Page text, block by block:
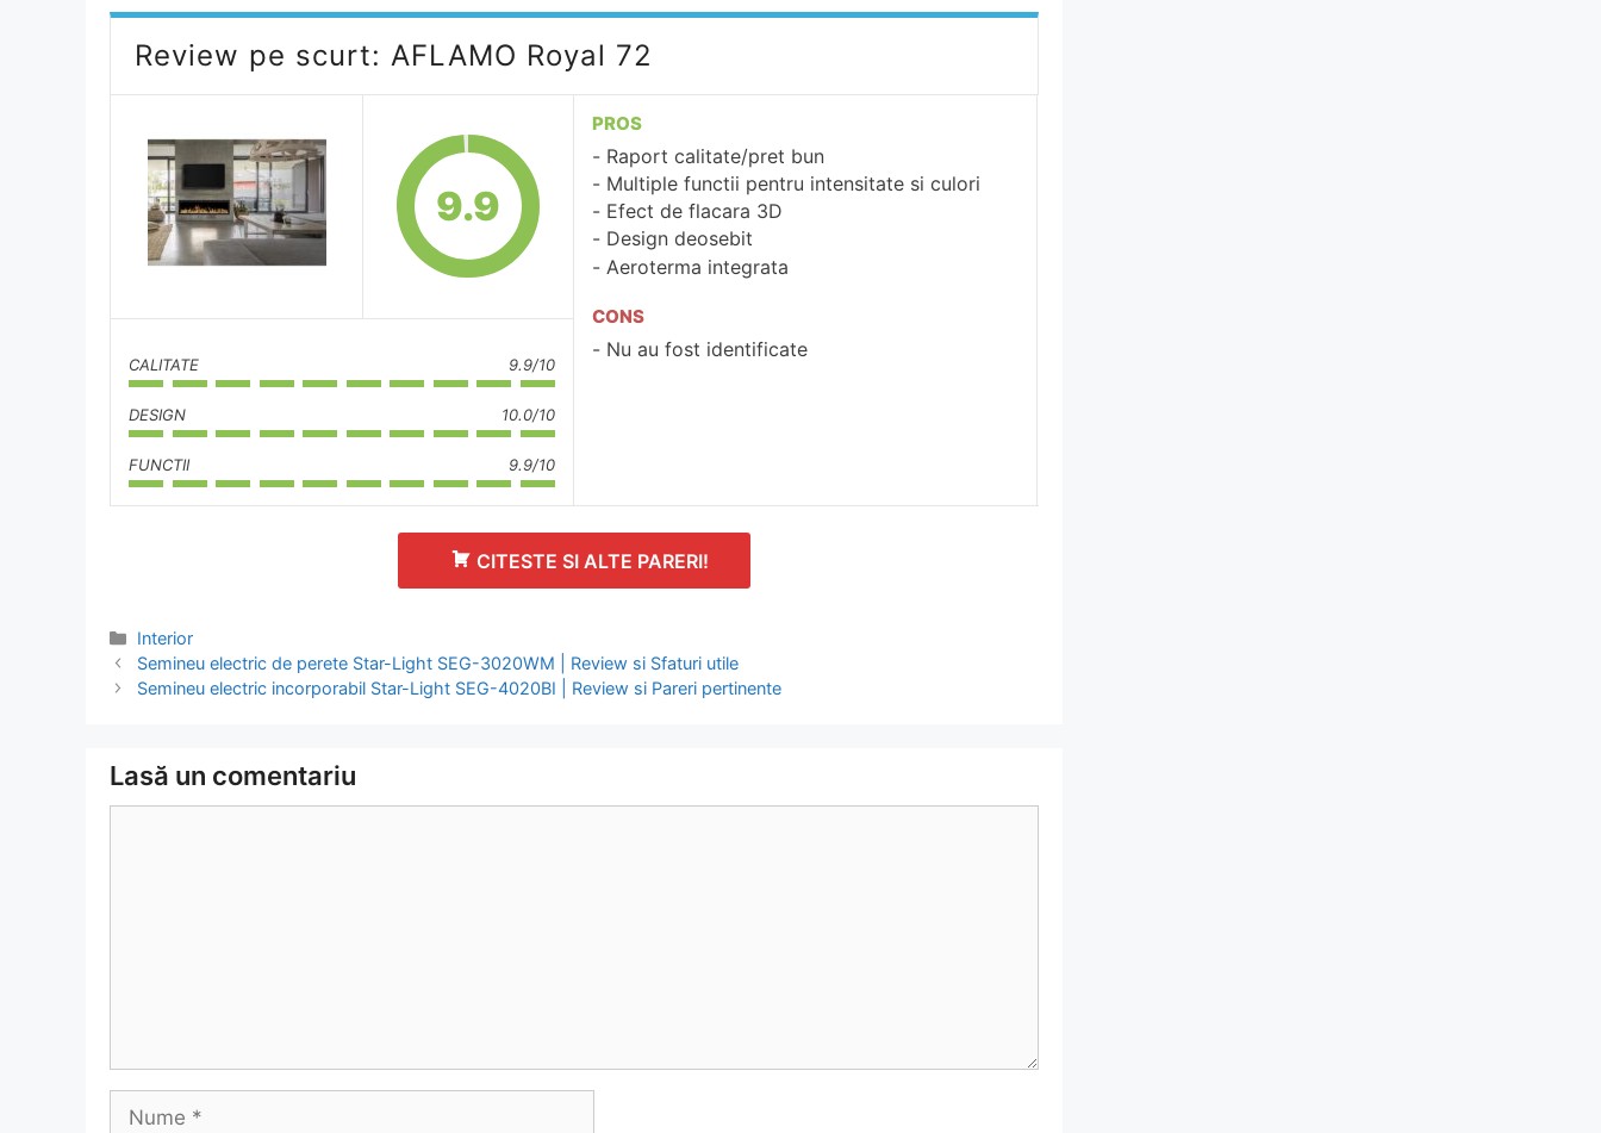
Review pe scurt: AFLAMO Royal 72
9.9
CALITATE 9.9/10
DESIGN 10.0/10
FUNCTII 9.9/10
PROS
Raport calitate/pret bun
Multiple functii pentru intensitate si culori
Efect de flacara 3D
Design deosebit
Aeroterma integrata
CONS
Nu au fost identificate
CITESTE SI ALTE PARERI!
Categorii
Interior
Navigare
în
Semineu electric de perete Star-Light SEG-3020WM | Review si Sfaturi utile
Semineu electric incorporabil Star-Light SEG-4020BI | Review si Pareri pertinente
Lasă un comentariu